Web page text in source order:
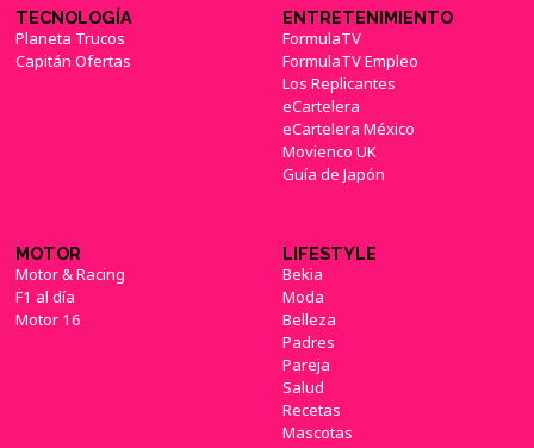
TECNOLOGÍA
Planeta Trucos
Capitán Ofertas
ENTRETENIMIENTO
FormulaTV
FormulaTV Empleo
Los Replicantes
eCartelera
eCartelera México
Movienco UK
Guía de Japón
MOTOR
Motor & Racing
F1 al día
Motor 16
LIFESTYLE
Bekia
Moda
Belleza
Padres
Pareja
Salud
Recetas
Mascotas